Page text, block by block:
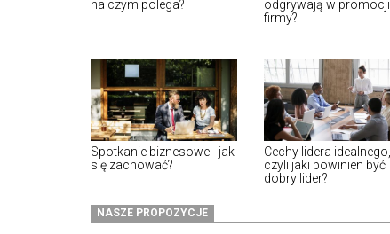
na czym polega?
odgrywają w promocji
firmy?
Spotkanie biznesowe - jak
się zachować?
Cechy lidera idealnego,
czyli jaki powinien być
dobry lider?
NASZE PROPOZYCJE